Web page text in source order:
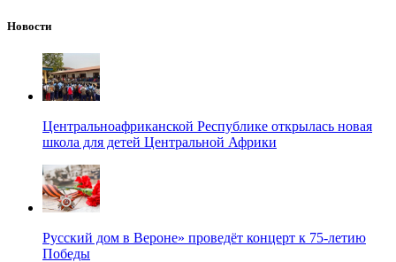
Новости
Центральноафриканской Республике открылась новая
школа для детей Центральной Африки
Русский дом в Вероне» проведёт концерт к 75-летию
Победы